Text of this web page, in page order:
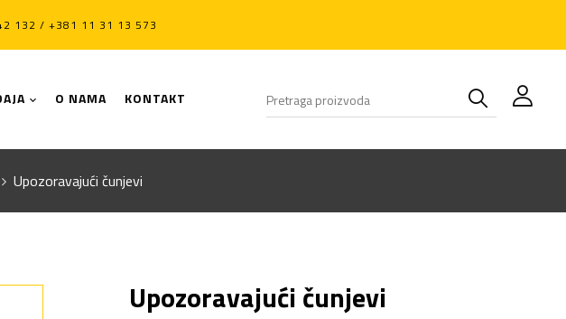
132 / +381 11 31 13 573
O NAMA KONTAKT
Upozoravajući čunjevi
Upozoravajući čunjevi